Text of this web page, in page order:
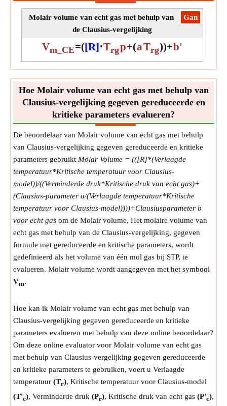
Kritische druk van echt gas
De kritische druk van echt gas is de minimale druk die
nodig is om een stof bij de kritische temperatuur vloeibaar
te maken.
P'
Meting:Druk
Eenheid:Pa
Opmerking:Waarde moet groter zijn dan 0.
Clausius-parameter a
Clausius-parameter a is een empirische
parameterkarakteristiek voor vergelijking verkregen uit het
Clausius-model van echt gas.
Symbool:
NA
Eenheid:
Opmerking:
Clausiusparameter b voor echt gas
Clausiusparameter b voor echt gas is een empirische
parameter die kenmerkend is voor de vergelijking
b'
Meting:NA
Eenheid: Unitless
Opmerking:
​Gan
Molair volume van echt gas met behulp van
de Clausius-vergelijking
Vm_CE=([R]⋅Trgp+(aTrg))+b'
Hoe Molair volume van echt gas met behulp van
Clausius-vergelijking gegeven gereduceerde en
kritieke parameters evalueren?
De beoordelaar van Molair volume van echt gas met behulp
van Clausius-vergelijking gegeven gereduceerde en kritieke
parameters gebruikt Molar Volume = (([R]*(Verlaagde
temperatuur*Kritische temperatuur voor Clausius-
model))/((Verminderde druk*Kritische druk van echt gas)+
(Clausius-parameter a/(Verlaagde temperatuur*Kritische
temperatuur voor Clausius-model))))+Clausiusparameter b
voor echt gas om de Molair volume, Het molaire volume van
echt gas met behulp van de Clausius-vergelijking, gegeven
formule met gereduceerde en kritische parameters, wordt
gedefinieerd als het volume van één mol gas bij STP, te
evalueren. Molair volume wordt aangegeven met het symbool
Vm.
Hoe kan ik Molair volume van echt gas met behulp van
Clausius-vergelijking gegeven gereduceerde en kritieke
parameters evalueren met behulp van deze online beoordelaar?
Om deze online evaluator voor Molair volume van echt gas
met behulp van Clausius-vergelijking gegeven gereduceerde
en kritieke parameters te gebruiken, voert u Verlaagde
temperatuur (Tr), Kritische temperatuur voor Clausius-model
(T'c), Verminderde druk (Pr), Kritische druk van echt gas (P'c),